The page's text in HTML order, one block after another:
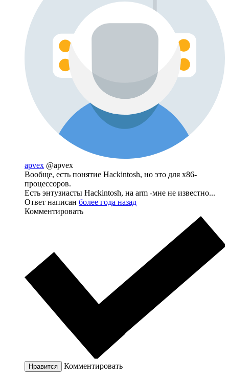
apvex @apvex
Вообще, есть понятие Hackintosh, но это для х86-
процессоров.
Есть энтузиасты Hackintosh, на arm -мне не известно...
Ответ написан более года назад
Комментировать
Нравится Комментировать